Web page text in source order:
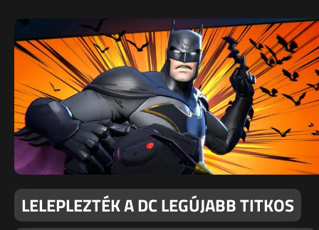
LELEPLEZTÉK A DC LEGÚJABB TITKOS